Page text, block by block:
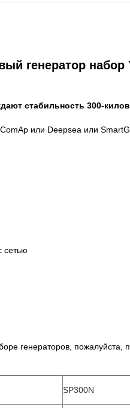
генератор
стабильность 300-
или Deepsea или
сетью
генераторов, пожалуйста,
SP300N